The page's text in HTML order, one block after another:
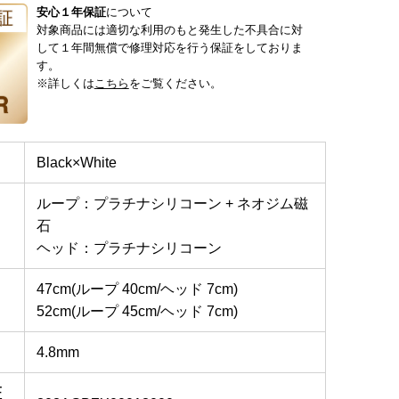
安心１年保証について
対象商品には適切な利用のもと発生した不具合に対
して１年間無償で修理対応を行う保証をしておりま
す。
※詳しくはこちら をご覧ください。
Black×White
ループ：プラチナシリコーン + ネオジム磁
石
ヘッド：プラチナシリコーン
47cm(ループ 40cm/ヘッド 7cm)
52cm(ループ 45cm/ヘッド 7cm)
4.8mm